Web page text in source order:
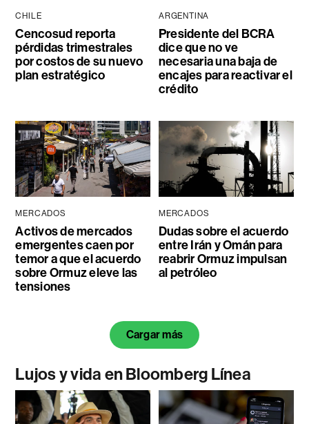
CHILE
Cencosud reporta
pérdidas trimestrales
por costos de su nuevo
plan estratégico
ARGENTINA
Presidente del BCRA
dice que no ve
necesaria una baja de
encajes para reactivar el
crédito
MERCADOS
Activos de mercados
emergentes caen por
temor a que el acuerdo
sobre Ormuz eleve las
tensiones
MERCADOS
Dudas sobre el acuerdo
entre Irán y Omán para
reabrir Ormuz impulsan
al petróleo
Cargar más
Lujos y vida en Bloomberg Línea